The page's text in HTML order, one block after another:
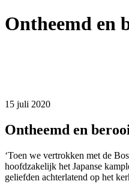
Ontheemd en
15 juli 2020
Ontheemd en
‘Toen we vertrokken met de
hoofdzakelijk het Japanse
geliefden achterlatend op het